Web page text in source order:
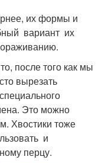
их формы и
вариант их
после того как мы
вырезать
Это можно
Хвостики тоже
и
перцу.